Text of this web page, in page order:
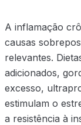
A inflamação
causas
relevantes.
adicionados,
excesso,
estimulam o
a resistência à